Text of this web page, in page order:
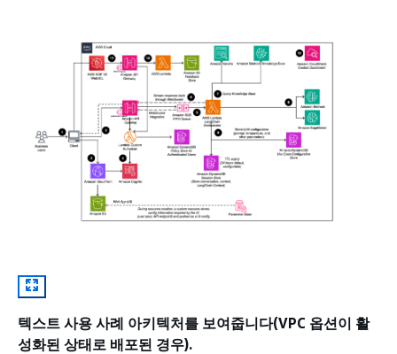
텍스트 사용 사례 아키텍처를 보여줍니다(VPC 옵션이 활
성화된 상태로 배포된 경우).